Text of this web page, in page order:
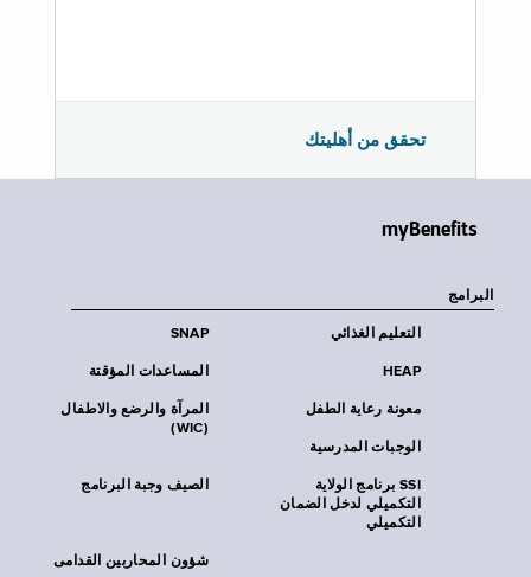
تحقق من أهليتك
myBenefits
البرامج
SNAP التعليم الغذائي
المساعدات المؤقتة HEAP
المرآة والرضع والاطفال
(WIC)
معونة رعاية الطفل
الوجبات المدرسية
الصيف وجبة البرنامج
SSI برنامج الولاية
التكميلي لدخل الضمان
التكميلي
شؤون المحاربين القدامى